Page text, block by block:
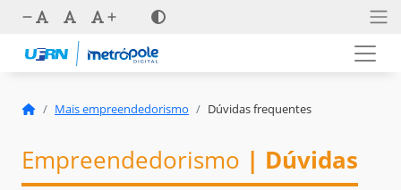
Mais empreendedorismo Dúvidas frequentes
Empreendedorismo | Dúvidas